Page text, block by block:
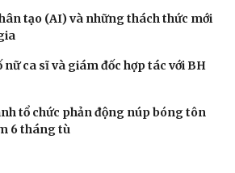
Thời trang
tạo (AI) và những thách thức mới
nữ ca sĩ và giám đốc hợp tác với BH
tổ chức phản động núp bóng tôn
6 tháng tù